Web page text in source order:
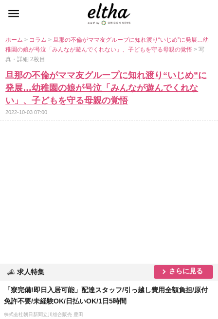
ホーム> コラム>旦那の不倫がママ友グループに知れ渡り“いじめ”に発展…幼
稚園の娘が号泣「みんなが遊んでくれない」、子どもを守る母親の覚悟> 写
真・詳細 2枚目
旦那の不倫がママ友グループに知れ渡り“いじめ”に
発展…幼稚園の娘が号泣「みんなが遊んでくれな
い」、子どもを守る母親の覚悟
2022-10-03 07:00
求人特集 さらに見る
「寮完備!即日入居可能」配達スタッフ/引っ越し費用全額負担/原付
免許不要/未経験OK/日払いOK/1日5時間
株式会社朝日新聞立川総合販売 豊田